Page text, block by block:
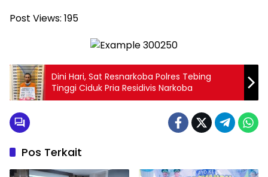
Post Views: 195
Dini Hari, Sat Resnarkoba Polres Tebing
Tinggi Ciduk Pria Residivis Narkoba
Pos Terkait